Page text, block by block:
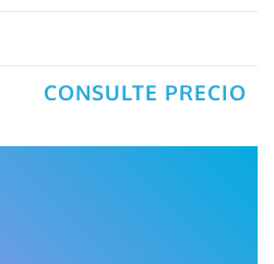
CONSULTE PRECIO